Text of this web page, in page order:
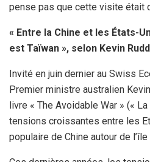
pense pas que cette visite était
« Entre la Chine et les États-
est Taïwan », selon Kevin Rudd
Invité en juin dernier au Swiss
Premier ministre australien
livre « The Avoidable War » («
tensions croissantes entre les
populaire de Chine autour de l’île